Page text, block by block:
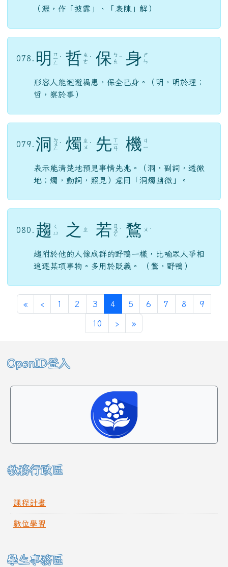
（瀝，作「披露」、「表陳」解）
078. 明 ㄇ
ㄧ
ㄥ
ˊ 哲 ㄓ
ㄜ ˊ 保 ㄅ
ㄠ ˇ 身 ㄕ
ㄣ
形容人能迴避禍患，保全己身。（明，明於理；
哲，察於事）
079. 洞 ㄉ
ㄨ
ㄥ
ˋ 燭 ㄓ
ㄨ ˊ 先 ㄒ
ㄧ
ㄢ 機 ㄐ
ㄧ
表示能清楚地預見事情先兆。（洞，副詞，透徹
地；燭，動詞，照見）意同「洞燭幽微」。
080. 趨
ㄑ
ㄩ
之 ㄓ 若 ㄖ
ㄨ
ㄛ
ˋ 鶩 ㄨ ˋ
趨附於他的人像成群的野鴨一樣，比喻眾人爭相
追逐某項事物。多用於貶義。 （鶩，野鴨）
«第一頁
‹ 上一頁
1 2 3 4 (目前頁次)
5 6 7 8 9
10 ›下一頁
»最後頁
左邊區域內容
OpenID登入
教務行政區
課程計畫
數位學習
學生事務區